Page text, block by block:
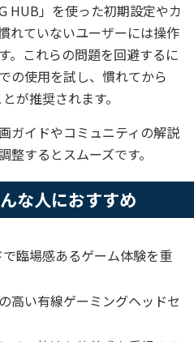
HUB」を使った初期設定やカ
れていないユーザーには操作
。これらの問題を回避するに
の使用を試し、慣れてから
が推奨されます。
ガイドやコミュニティの解説
するとスムーズです。
な人におすすめ
臨場感あるゲーム体験を重
高い有線ゲーミングヘッドセ